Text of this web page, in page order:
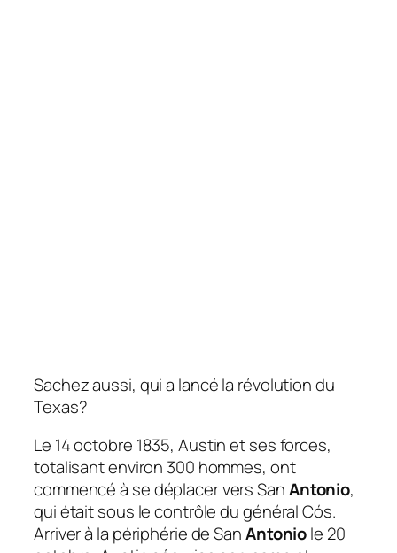
Sachez aussi, qui a lancé la révolution du
Texas?
Le 14 octobre 1835, Austin et ses forces,
totalisant environ 300 hommes, ont
commencé à se déplacer vers SanAntonio,
qui était sous le contrôle du général Cós.
Arriver à la périphérie de SanAntoniole 20